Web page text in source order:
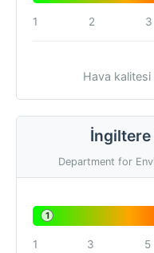
1 2 3
Hava
İngiltere
Department for
1
1 3 5